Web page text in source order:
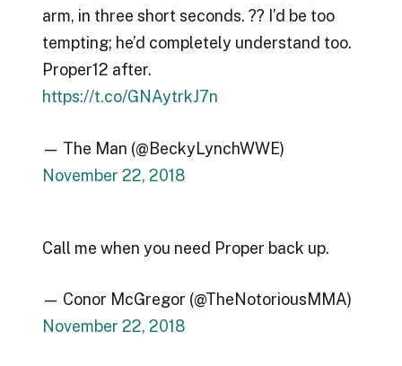
arm, in three short seconds. ?? I’d be too
tempting; he’d completely understand too.
Proper12 after.
https://t.co/GNAytrkJ7n
— The Man (@BeckyLynchWWE)
November 22, 2018
Call me when you need Proper back up.
— Conor McGregor (@TheNotoriousMMA)
November 22, 2018